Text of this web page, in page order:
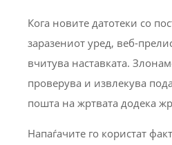
Кога новите датотеки со
заразениот уред, веб-
вчитува наставката.
проверува и извлекува
пошта на жртвата додека
Напаѓачите го користат